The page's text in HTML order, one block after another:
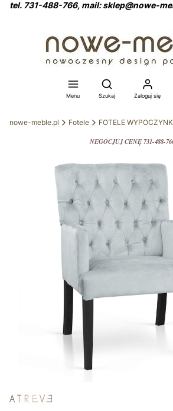
tel. 731-488-766, mail: sklep@nowe-
Menu
Otwórz wyszukiwarkę
Szukaj Zaloguj się
nowe-meble.pl Fotele FOTELE
NEGOCJUJ CENĘ 731-488-